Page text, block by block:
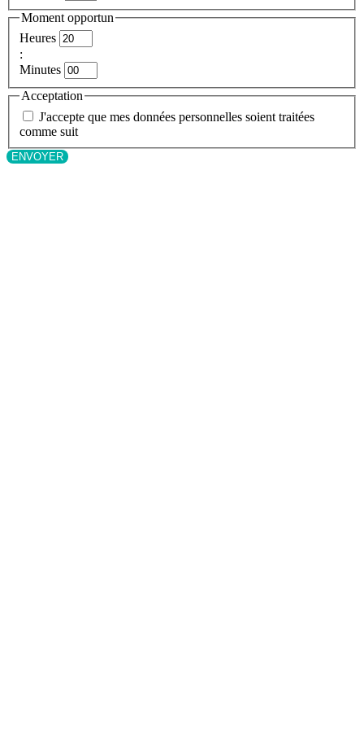
Moment opportun
Heures
:
Minutes
Acceptation
J'accepte que mes données personnelles soient traitées
comme suit